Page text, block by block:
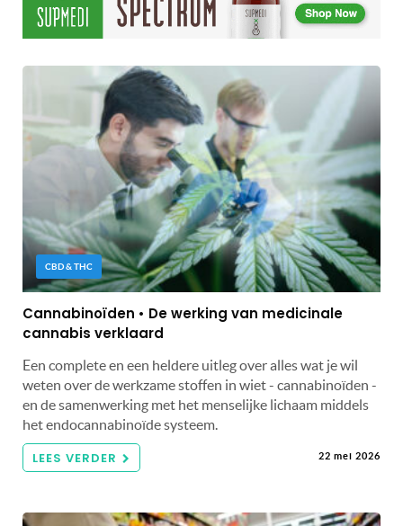
CBD & THC
Cannabinoïden • De werking van medicinale
cannabis verklaard
Een complete en een heldere uitleg over alles wat je wil
weten over de werkzame stoffen in wiet - cannabinoïden -
en de samenwerking met het menselijke lichaam middels
het endocannabinoïde systeem.
LEES VERDER 22 mei 2026